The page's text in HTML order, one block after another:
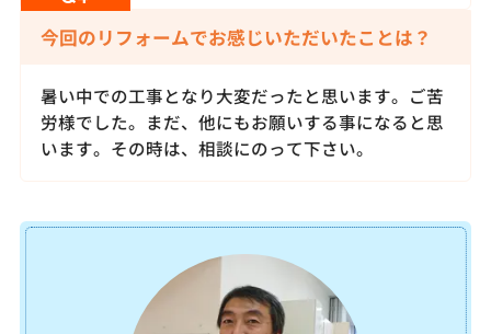
今回のリフォームでお感じいただいたことは？
暑い中での工事となり大変だったと思います。ご苦
労様でした。まだ、他にもお願いする事になると思
います。その時は、相談にのって下さい。